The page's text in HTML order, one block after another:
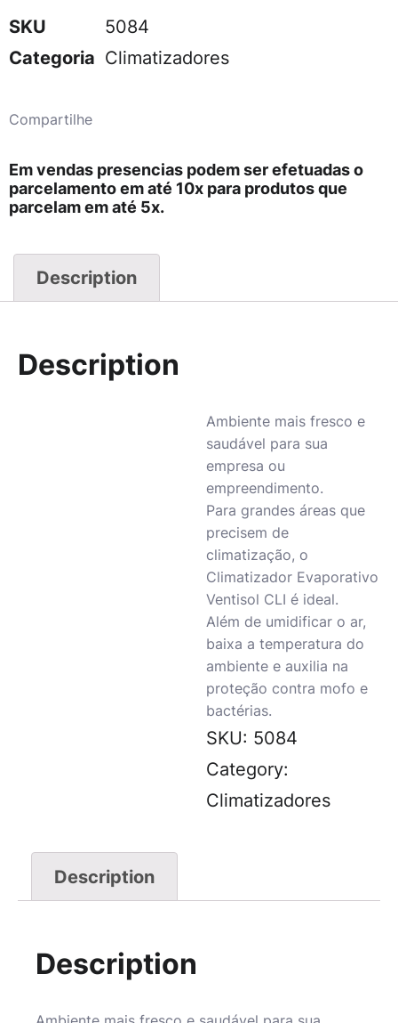
SKU
5084
Categoria Climatizadores
Compartilhe
Em vendas presencias podem ser efetuadas o
parcelamento em até 10x para produtos que
parcelam em até 5x.
Description
Description
Ambiente mais fresco e
saudável para sua
empresa ou
empreendimento.
Para grandes áreas que
precisem de
climatização, o
Climatizador Evaporativo
Ventisol CLI é ideal.
Além de umidificar o ar,
baixa a temperatura do
ambiente e auxilia na
proteção contra mofo e
bactérias.
SKU: 5084
Category:
Climatizadores
Description
Description